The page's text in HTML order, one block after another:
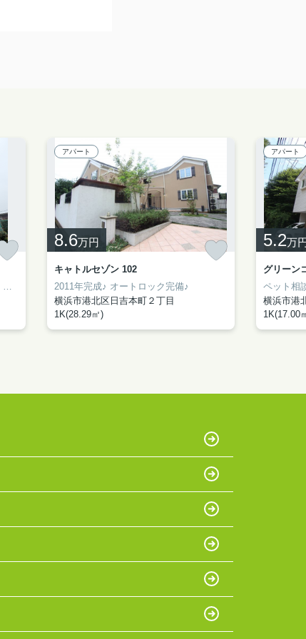
アパート
8.6万円
キャトルセゾン 102
2011年完成♪ オートロック完備♪
横浜市港北区日吉本町２丁目
1K(28.29㎡)
アパート
5.2万
グリーン
ペット相
横浜市港
1K(17.00